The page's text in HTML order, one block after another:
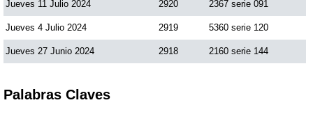
Jueves 11 Julio 2024 2920 2367 serie 091
Jueves 4 Julio 2024 2919 5360 serie 120
Jueves 27 Junio 2024 2918 2160 serie 144
Palabras Claves